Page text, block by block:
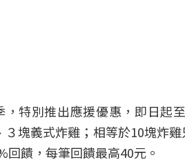
特別推出應援優惠，即日起
塊義式炸雞；相等於10塊炸
饋，每筆回饋最高40元。